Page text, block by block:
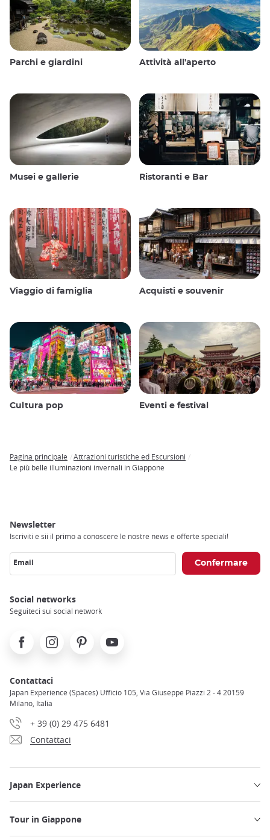
Parchi e giardini Attività all'aperto
Musei e gallerie Ristoranti e Bar
Viaggio di famiglia Acquisti e souvenir
Cultura pop Eventi e festival
Breadcrumb
Pagina principale
Attrazioni turistiche ed Escursioni
Le più belle illuminazioni invernali in Giappone
Newsletter
Iscriviti e sii il primo a conoscere le nostre news e offerte speciali!
Email
Social networks
Seguiteci sui social network
FacebookInstagramPinterest Youtube
Contattaci
Japan Experience (Spaces) Ufficio 105, Via Giuseppe Piazzi 2 - 4 20159
Milano, Italia
+ 39 (0) 29 475 6481
Contattaci
Japan Experience
Tour in Giappone